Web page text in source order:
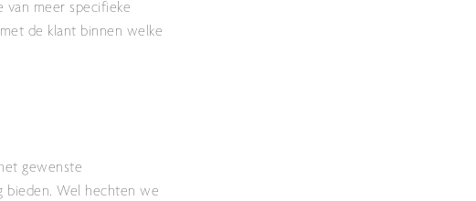
meer specifieke
de klant binnen welke
gewenste
bieden. Wel hechten we